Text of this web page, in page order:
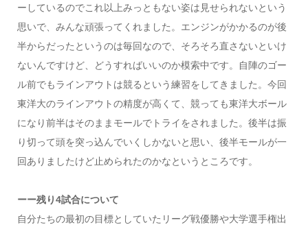
ーしているのでこれ以上みっともない姿は見せられないという
思いで、みんな頑張ってくれました。エンジンがかかるのが後
半からだったというのは毎回なので、そろそろ直さないといけ
ないんですけど、どうすればいいのか模索中です。
自陣のゴー
ル前でもラインアウトは競るという練習をしてきました。今回
東洋大のラインアウトの精度が高くて、競っても東洋大ボール
になり前半はそのままモールでトライをされました。後半は振
り切って頭を突っ込んでいくしかないと思い、後半モールが一
回ありましたけど止められたのかなというところです。
ーー残り4試合について
自分たちの最初の目標としていたリーグ戦優勝や大学選手権出